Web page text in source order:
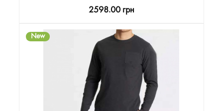
2598.00 грн
New